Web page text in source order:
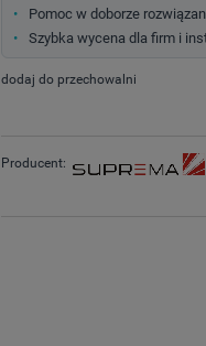
Pomoc w doborze
Szybka wycena dla firm i
dodaj do przechowalni
Producent: